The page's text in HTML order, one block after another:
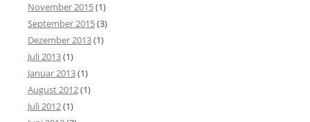
November 2015(1)
September 2015(3)
Dezember 2013(1)
Juli 2013(1)
Januar 2013(1)
August 2012(1)
Juli 2012(1)